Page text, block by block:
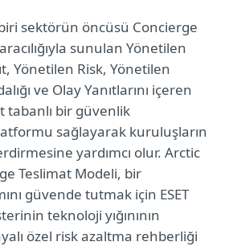
sektörün öncüsü Concierge
sunulan Yönetilen
Yönetilen Risk, Yönetilen
ve Olay Yanıtlarını içeren
tabanlı bir güvenlik
sağlayarak kuruluşların
yardımcı olur. Arctic
Teslimat Modeli, bir
güvende tutmak için ESET
teknoloji yığınının
özel risk azaltma rehberliği